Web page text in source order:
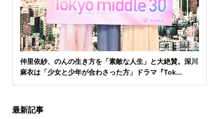
仲里依紗、のんの生き方を「素敵な人生」と大絶賛。深川
麻衣は「少女と少年が合わさった方」ドラマ『Tok...
最新記事